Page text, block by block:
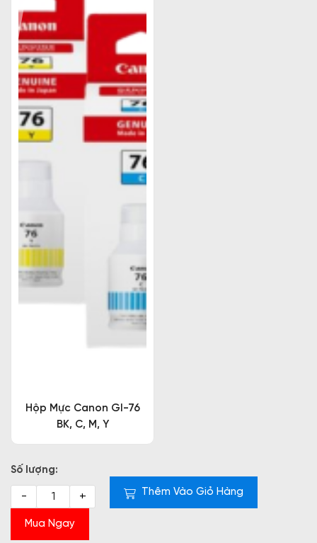
Hộp Mực Canon GI-76
BK, C, M, Y
Số lượng:
- + Thêm Vào Giỏ Hàng
Mua Ngay